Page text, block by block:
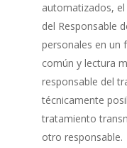
automatizados,
del Responsable
personales en un
común y lectura
responsable del
técnicamente
tratamiento
otro responsable.